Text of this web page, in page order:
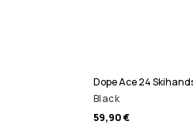
Dope Ace 24
Black
59,90 €